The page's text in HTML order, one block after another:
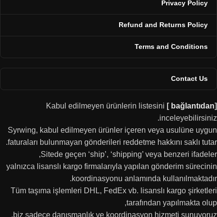
Privacy Policy
Refund and Returns Policy
Terms and Conditions
Contact Us
Kabul edilmeyen ürünlerin listesini [ bağlantıdan]
inceleyebilirsiniz.
Syrwing, kabul edilmeyen ürünler içeren veya usulüne uygun
faturaları bulunmayan gönderileri reddetme hakkını saklı tutar.
Sitede geçen ‘ship’, ‘shipping’ veya benzeri ifadeler,
yalnızca lisanslı kargo firmalarıyla yapılan gönderim sürecinin
koordinasyonu anlamında kullanılmaktadır.
Tüm taşıma işlemleri DHL, FedEx vb. lisanslı kargo şirketleri
tarafından yapılmakta olup,
biz sadece danışmanlık ve koordinasyon hizmeti sunuyoruz.